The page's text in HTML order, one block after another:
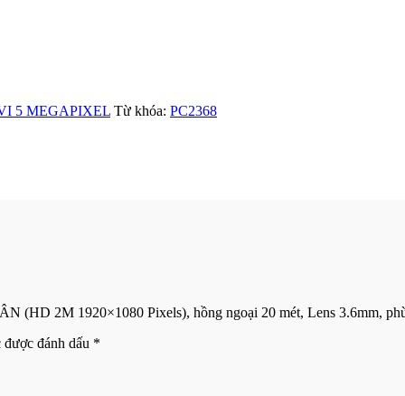
5 MEGAPIXEL Từ khóa: PC2368
(HD 2M 1920×1080 Pixels), hồng ngoại 20 mét, Lens 3.6mm,
đánh dấu *